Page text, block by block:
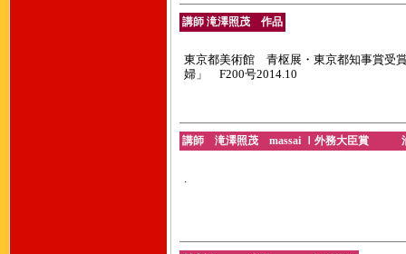
講師 滝澤照茂 作品
東京都美術館 青枢展・東京都知事賞受
婦」 F200号2014.10
講師 滝澤照茂 massai Ⅰ外務大臣賞
.